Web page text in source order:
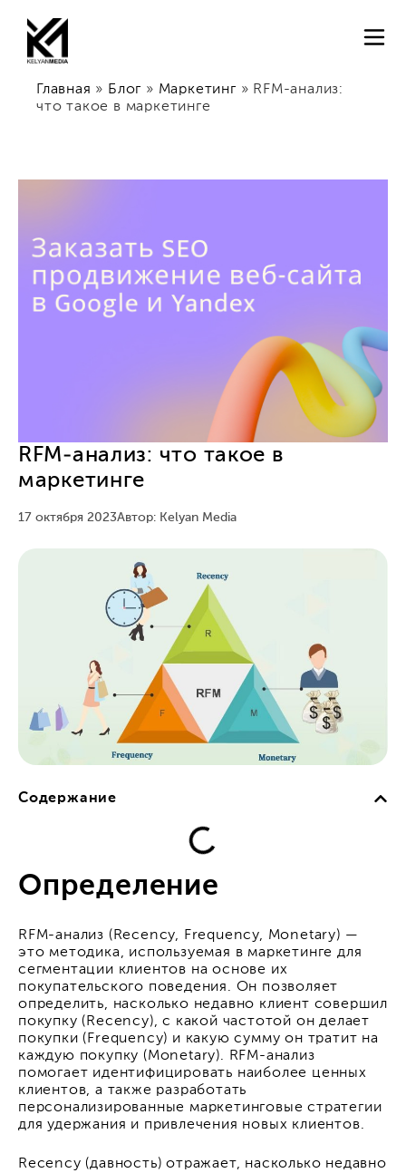
Главная » Блог » Маркетинг» RFM-анализ:
что такое в маркетинге
RFM-анализ: что такое в
маркетинге
17 октября 2023Автор: Kelyan Media
Содержание
Определение
RFM-анализ (Recency, Frequency, Monetary) —
это методика, используемая в маркетинге для
сегментации клиентов на основе их
покупательского поведения. Он позволяет
определить, насколько недавно клиент совершил
покупку (Recency), с какой частотой он делает
покупки (Frequency) и какую сумму он тратит на
каждую покупку (Monetary). RFM-анализ
помогает идентифицировать наиболее ценных
клиентов, а также разработать
персонализированные маркетинговые стратегии
для удержания и привлечения новых клиентов.
Recency (давность) отражает, насколько недавно